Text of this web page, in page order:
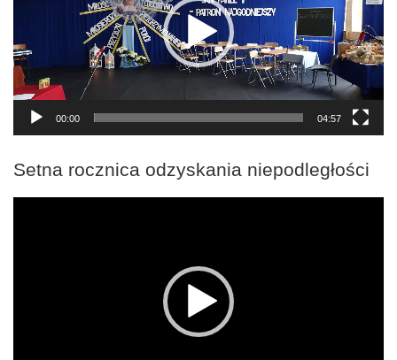
00:00 04:57
Setna rocznica odzyskania niepodległości